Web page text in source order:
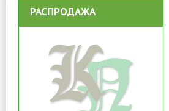
РАСПРОДАЖА